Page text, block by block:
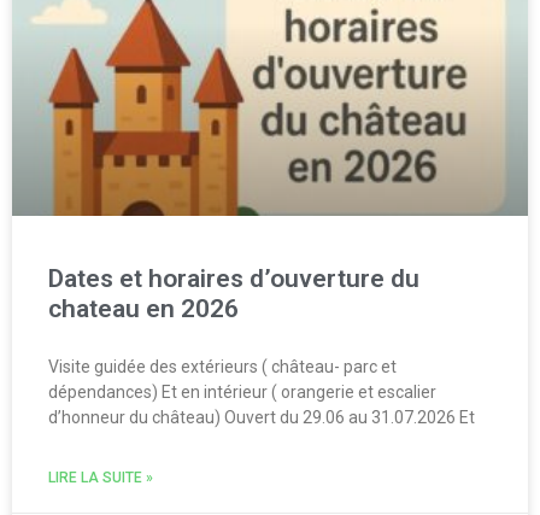
Dates et horaires d’ouverture du
chateau en 2026
Visite guidée des extérieurs ( château- parc et
dépendances) Et en intérieur ( orangerie et escalier
d’honneur du château) Ouvert du 29.06 au 31.07.2026 Et
LIRE LA SUITE »